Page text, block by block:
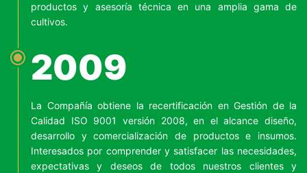
productos y asesoría técnica en una amplia gama de
cultivos.
2009
La Compañía obtiene la recertificación en Gestión de la
Calidad ISO 9001 versión 2008, en el alcance diseño,
desarrollo y comercialización de productos e insumos.
Interesados por comprender y satisfacer las necesidades,
expectativas y deseos de todos nuestros clientes y